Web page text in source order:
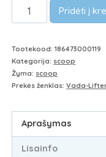
Litter-
Lifter
Original
kassiliiva
kiekis
Pridėti į
Tootekood:186473000119
Kategorija: scoop
Žyma: scoop
Prekės ženklas:Vada-
Aprašymas
Lisainfo